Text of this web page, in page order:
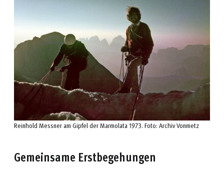
Reinhold Messner am Gipfel der Marmolata 1973. Foto: Archiv Vonmetz
Gemeinsame Erstbegehungen